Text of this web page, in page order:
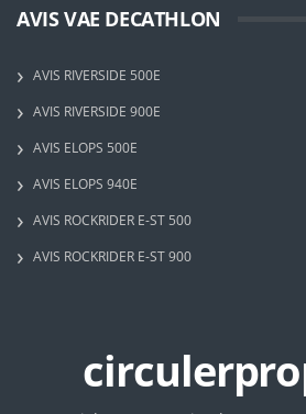
AVIS VAE DECATHLON
AVIS RIVERSIDE 500E
AVIS RIVERSIDE 900E
AVIS ELOPS 500E
AVIS ELOPS 940E
AVIS ROCKRIDER E-ST 500
AVIS ROCKRIDER E-ST 900